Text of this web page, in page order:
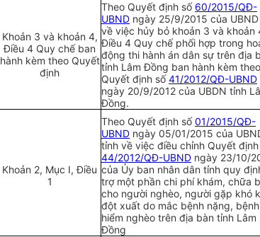
Khoản 3 và khoản 4,
Điều 4 Quy chế ban
hành kèm theo Quyết
định
Theo Quyết định số 60/2015/QĐ-
UBND ngày 25/9/2015 của U
về việc hủy bỏ khoản 3 và khoản
Điều 4 Quy chế phối hợp trong
động thi hành án dân sự trên địa
tỉnh Lâm Đồng ban hành kèm theo
Quyết định số41/2012/QĐ-UBND
ngày 20/9/2012 của UBDN tỉnh
Đồng.
Khoản 2, Mục I, Điều
1
Theo Quyết định số01/2015/QĐ-
UBND ngày 05/01/2015 của
tỉnh về việc điều chỉnh Quyết
44/2012/QĐ-UBND ngày 23/10/
của Ủy ban nhân dân tỉnh quy
trợ một phần chi phí khám, chữa
cho người nghèo, người gặp khó
đột xuất do mắc bệnh nặng, bệnh
hiểm nghèo trên địa bàn tỉnh Lâm
Đồng